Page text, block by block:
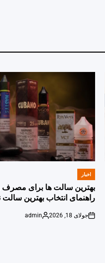
POSTED
اخبار
بهترین سالت ها برای مصرف
راهنمای انتخاب بهترین سالت
on
جولای 18, 2026
Posted
admin